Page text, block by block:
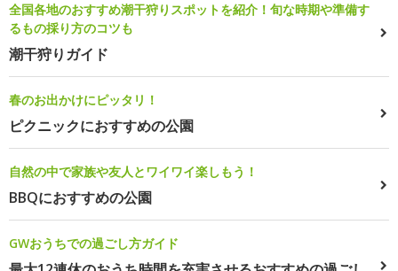
全国各地のおすすめ潮干狩りスポットを紹介！旬な時期や準備す
るもの採り方のコツも
潮干狩りガイド
春のお出かけにピッタリ！
ピクニックにおすすめの公園
自然の中で家族や友人とワイワイ楽しもう！
BBQにおすすめの公園
GWおうちでの過ごし方ガイド